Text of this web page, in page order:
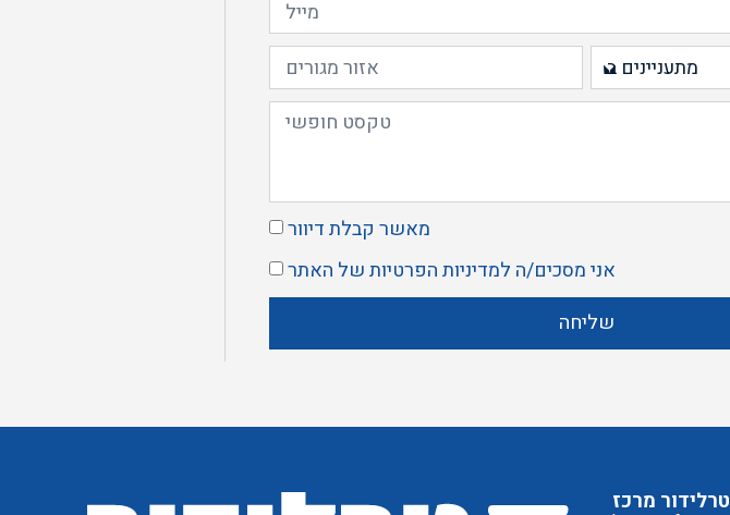
מאשר קבלת דיוור
אני מסכים/ה למדיניות הפרטיותשל האתר
שליחה
טרלידור מרכז